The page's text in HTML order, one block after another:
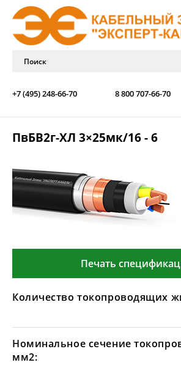
+7 (495) 248-66-70 8 800 707-66-70
ПвБВ2г-ХЛ 3×25мк/16 - 6
Печать
Количество токопроводящих
Номинальное сечение
мм2: